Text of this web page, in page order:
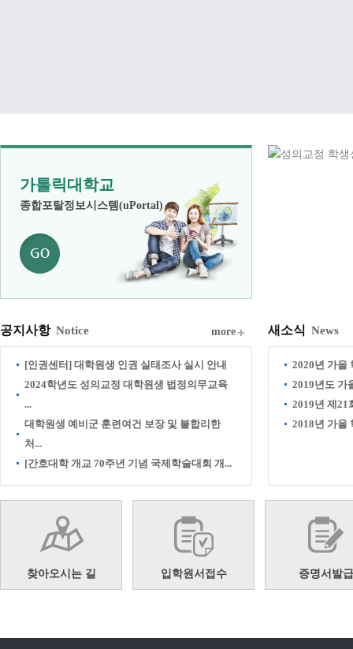
가톨릭대학교
종합포탈정보시스템(uPortal)
공지사항 Notice
[인권센터] 대학원생 인권 실태조사 실시 안내
2024학년도 성의교정 대학원생 법정의무교육
...
대학원생 예비군 훈련여건 보장 및 불합리한
처...
[간호대학 개교 70주년 기념 국제학술대회 개...
more 새소식 News
2020년 가을
2019년도 가
2019년 제21
2018년 가을
찾아오시는 길 입학원서접수 증명서발급